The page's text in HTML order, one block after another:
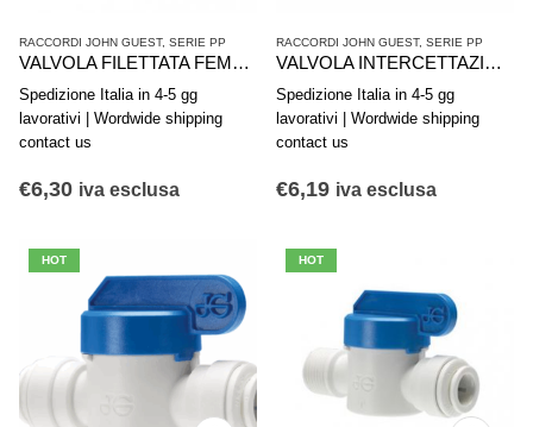
RACCORDI JOHN GUEST, SERIE PP
VALVOLA FILETTATA FEMMINA 1/4″ NPTF PPSV500822W
Spedizione Italia in 4-5 gg
lavorativi | Wordwide shipping
contact us
€6,30 iva esclusa
RACCORDI JOHN GUEST, SERIE PP
VALVOLA INTERCETTAZIONE PPSV041212W 3/8″
Spedizione Italia in 4-5 gg
lavorativi | Wordwide shipping
contact us
€6,19 iva esclusa
HOT HOT